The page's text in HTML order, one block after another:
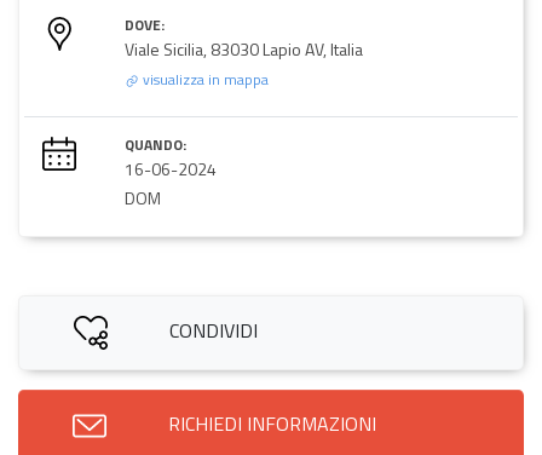
DOVE:
Viale Sicilia, 83030 Lapio AV, Italia
visualizza in mappa
QUANDO:
16-06-2024
DOM
CONDIVIDI
RICHIEDI INFORMAZIONI